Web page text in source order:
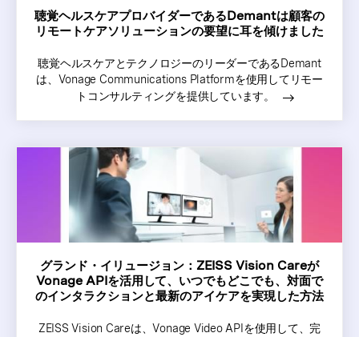
聴覚ヘルスケアプロバイダーであるDemantは顧客の
リモートケアソリューションの要望に耳を傾けました
聴覚ヘルスケアとテクノロジーのリーダーであるDemant
は、Vonage Communications Platformを使用してリモー
トコンサルティングを提供しています。
グランド・イリュージョン：ZEISS Vision Careが
Vonage APIを活用して、いつでもどこでも、対面で
のインタラクションと最新のアイケアを実現した方法
ZEISS Vision Careは、Vonage Video APIを使用して、完